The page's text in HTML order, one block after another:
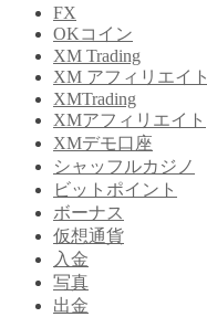
FX
OKコイン
XM Trading
XM アフィリエイト
XMTrading
XMアフィリエイト
XMデモ口座
シャッフルカジノ
ビットポイント
ボーナス
仮想通貨
入金
写真
出金